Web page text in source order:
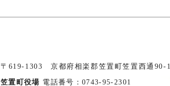
〒619-1303 京都府相楽郡笠置町笠置西通90-1
笠置町役場 電話番号：0743-95-2301